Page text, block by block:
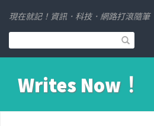
現在就記！資訊．科技．網路打滾隨筆
Writes Now！